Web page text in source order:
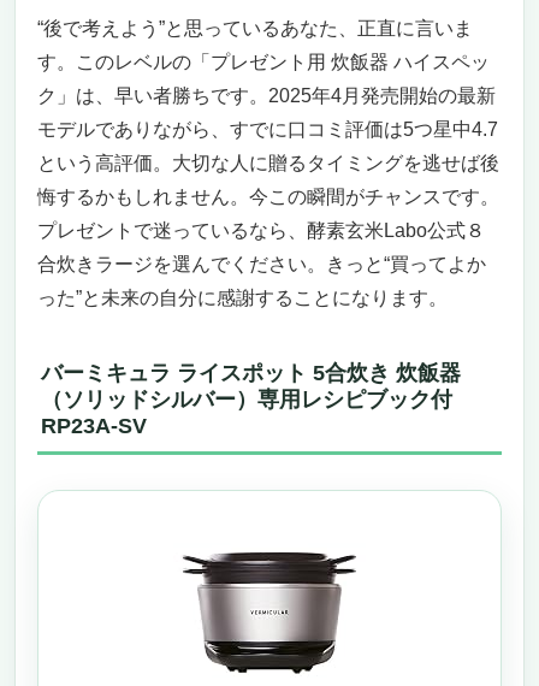
“後で考えよう”と思っているあなた、正直に言いま
す。このレベルの「プレゼント用 炊飯器 ハイスペッ
ク」は、早い者勝ちです。2025年4月発売開始の最新
モデルでありながら、すでに口コミ評価は5つ星中4.7
という高評価。大切な人に贈るタイミングを逃せば後
悔するかもしれません。今この瞬間がチャンスです。
プレゼントで迷っているなら、酵素玄米Labo公式８
合炊きラージを選んでください。きっと“買ってよか
った”と未来の自分に感謝することになります。
バーミキュラ ライスポット 5合炊き 炊飯器
（ソリッドシルバー）専用レシピブック付
RP23A-SV